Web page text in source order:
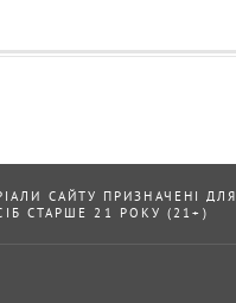
САЙТУ ПРИЗНАЧЕНІ ДЛЯ
СТАРШЕ 21 РОКУ (21+)